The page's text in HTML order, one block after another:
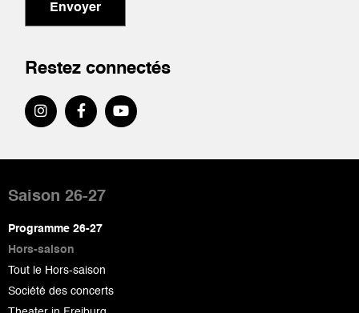
Envoyer
Restez connectés
de
page
Saison 26-27
Programme 26-27
Hors-saison
Tout le Hors-saison
Société des concerts